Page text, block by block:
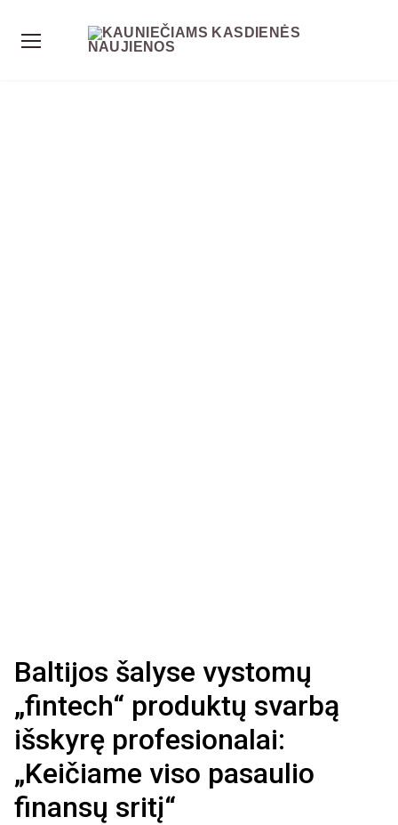
Baltijos šalyse vystomų
„fintech“ produktų svarbą
išskyrę profesionalai:
„Keičiame viso pasaulio
finansų sritį“